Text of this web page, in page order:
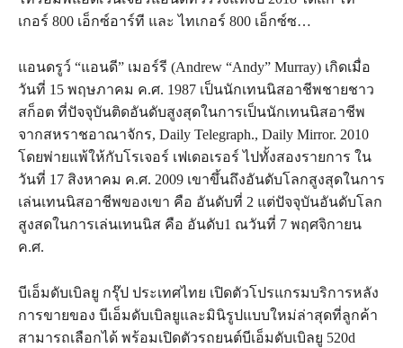
เกอร์ 800 เอ็กซ์อาร์ที และ ไทเกอร์ 800 เอ็กซ์ซ…
แอนดรูว์ “แอนดี” เมอร์รี (Andrew “Andy” Murray) เกิดเมื่อ
วันที่ 15 พฤษภาคม ค.ศ. 1987 เป็นนักเทนนิสอาชีพชายชาว
สก็อต ที่ปัจจุบันติดอันดับสูงสุดในการเป็นนักเทนนิสอาชีพ
จากสหราชอาณาจักร, Daily Telegraph., Daily Mirror. 2010
โดยพ่ายแพ้ให้กับโรเจอร์ เฟเดอเรอร์ ไปทั้งสองรายการ ใน
วันที่ 17 สิงหาคม ค.ศ. 2009 เขาขึ้นถึงอันดับโลกสูงสุดในการ
เล่นเทนนิสอาชีพของเขา คือ อันดับที่ 2 แต่ปัจจุบันอันดับโลก
สูงสดในการเล่นเทนนิส คือ อันดับ1 ณวันที่ 7 พฤศจิกายน
ค.ศ.
บีเอ็มดับเบิลยู กรุ๊ป ประเทศไทย เปิดตัวโปรแกรมบริการหลัง
การขายของ บีเอ็มดับเบิลยูและมินิรูปแบบใหม่ล่าสุดที่ลูกค้า
สามารถเลือกได้ พร้อมเปิดตัวรถยนต์บีเอ็มดับเบิลยู 520d